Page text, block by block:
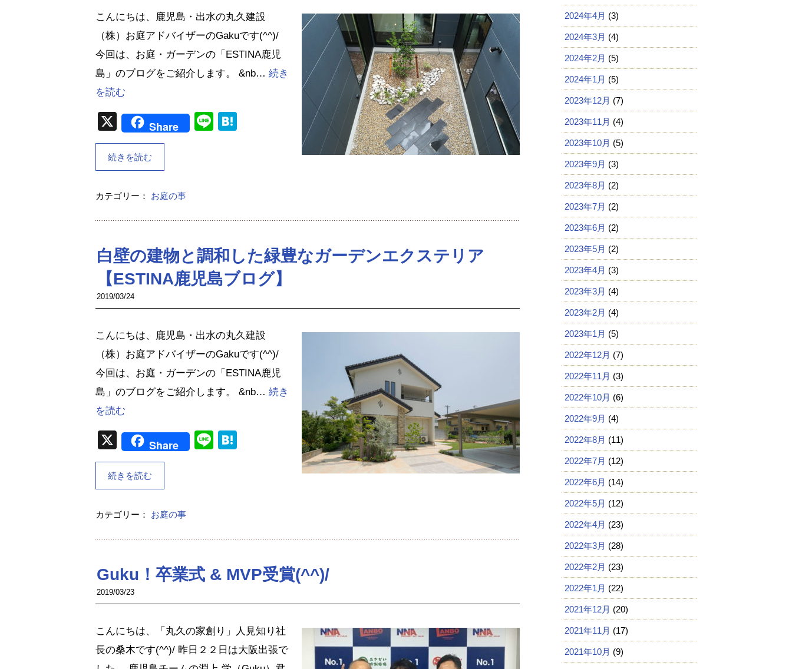
こんにちは、鹿児島・出水の丸久建設
（株）お庭アドバイザーのGakuです(^^)/
今回は、お庭・ガーデンの「ESTINA鹿児
島」のブログをご紹介します。 &nb… 続き
を読む
X Share Line
続きを読む
カテゴリー： お庭の事
白壁の建物と調和した緑豊なガーデンエクステリア
【ESTINA鹿児島ブログ】
2019/03/24
こんにちは、鹿児島・出水の丸久建設
（株）お庭アドバイザーのGakuです(^^)/
今回は、お庭・ガーデンの「ESTINA鹿児
島」のブログをご紹介します。 &nb… 続き
を読む
X Share Line
続きを読む
カテゴリー： お庭の事
Guku！卒業式 & MVP受賞(^^)/
2019/03/23
こんにちは、「丸久の家創り」人見知り社
長の桑木です(^^)/ 昨日２２日は大阪出張で
2024年4月 (3)
2024年3月 (4)
2024年2月 (5)
2024年1月 (5)
2023年12月 (7)
2023年11月 (4)
2023年10月 (5)
2023年9月 (3)
2023年8月 (2)
2023年7月 (2)
2023年6月 (2)
2023年5月 (2)
2023年4月 (3)
2023年3月 (4)
2023年2月 (4)
2023年1月 (5)
2022年12月 (7)
2022年11月 (3)
2022年10月 (6)
2022年9月 (4)
2022年8月 (11)
2022年7月 (12)
2022年6月 (14)
2022年5月 (12)
2022年4月 (23)
2022年3月 (28)
2022年2月 (23)
2022年1月 (22)
2021年12月 (20)
2021年11月 (17)
2021年10月 (9)